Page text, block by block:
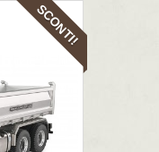
SCONTI!